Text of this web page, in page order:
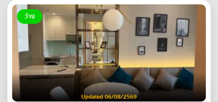
ว่าง
Updated 06/08/2569